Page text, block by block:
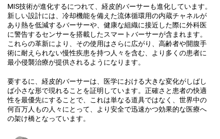
MIS技術が進化するにつれて、経皮的バーサーも進化しています。
新しい設計には、冷却機能を備えた流体循環用の内蔵チャネルが
あり熱を低減するバーサーや、健康な組織に接近した際に外科医
に警告するセンサーを搭載したスマートバーサーが含まれます。
これらの革新により、その使用はさらに広がり、高齢者や開腹手
術に耐えられない慢性疾患を持つ人々を含む、より多くの患者に
最小侵襲治療が提供されるようになります。
要するに、経皮的バーサーは、医学における大きな変化がしばし
ば小さな形で現れることを証明しています。正確さと患者の快適
性を最優先にすることで、これは単なる道具ではなく、世界中の
何百万人もの人々にとって、より安全で迅速かつ効果的な医療へ
の架け橋となっています。